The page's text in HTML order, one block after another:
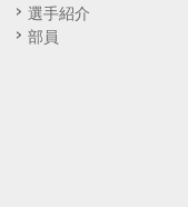
選手紹介
部員